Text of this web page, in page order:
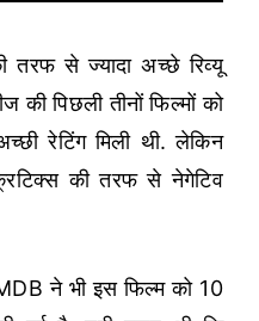
तरफ से ज्यादा अच्छे रिव्यू
की पिछली तीनों फिल्मों को
रेटिंग मिली थी. लेकिन
की तरफ से नेगेटिव
ने भी इस फिल्म को 10